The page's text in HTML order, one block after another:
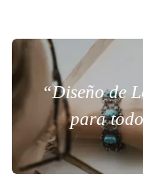
“Diseño de
para